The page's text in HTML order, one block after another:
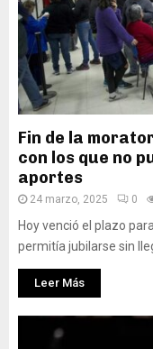
Fin de la
con los que no
aportes
24 marzo, 2025 0
Hoy venció el plazo
permitía jubilarse sin
Leer Más